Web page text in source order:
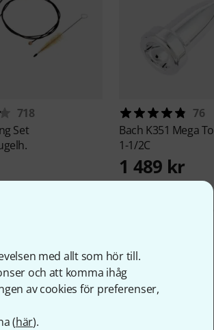
med allt som hör till.
och att komma ihåg
av cookies för preferenser,
(här).
718
Set
76
Bach K351 Mega
1-1/2C
1 489 kr